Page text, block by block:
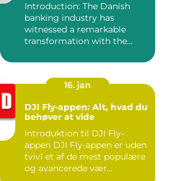
Introduction: The Danish
banking industry has
witnessed a remarkable
transformation with the
16. jan
DJI Fly-appen: Alt, hvad du
behøver at vide
Introduktion til DJI Fly-
appen DJI Fly-appen er uden
tvivl et af de mest populære
og avancerede vær...